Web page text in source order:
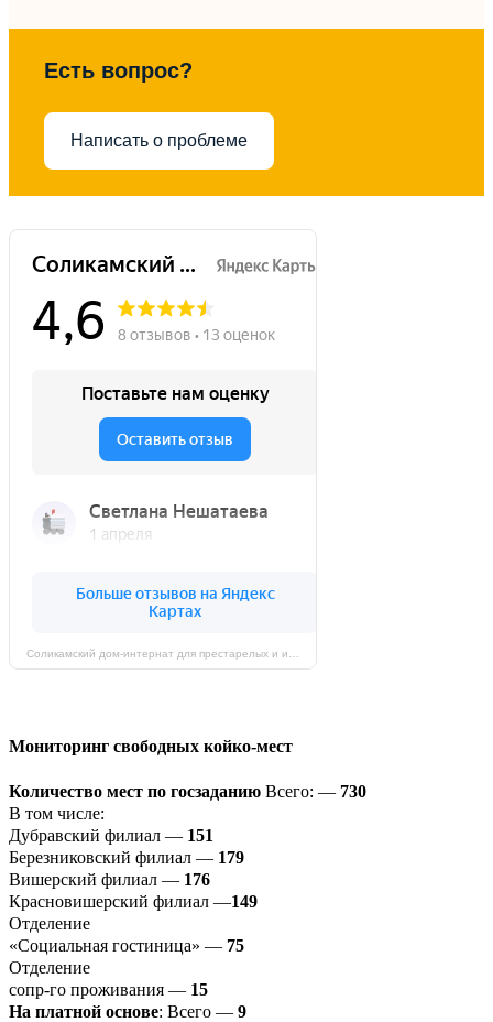
Есть вопрос?
Написать о проблеме
Мониторинг свободных койко-мест
Количество мест по госзаданию Всего: — 730
В том числе:
Дубравский филиал — 151
Березниковский филиал — 179
Вишерский филиал — 176
Красновишерский филиал —149
Отделение
«Социальная гостиница» — 75
Отделение
сопр-го проживания — 15
На платной основе: Всего — 9